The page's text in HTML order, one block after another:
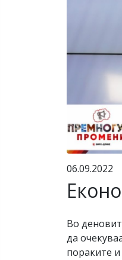
06.09.2022
Во
да
пораките и